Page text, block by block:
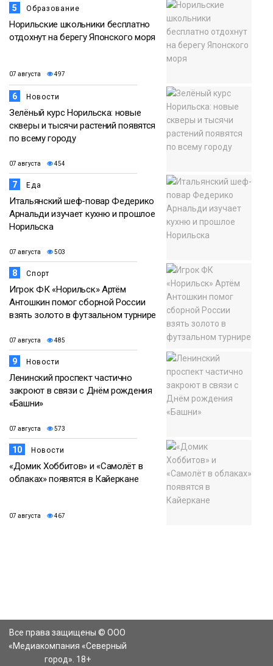
5 Образование
Норильские школьники бесплатно
отдохнут на берегу Японского моря
07 августа 497
6 Новости
Зелёный курс Норильска: новые
скверы и тысячи растений появятся
по всему городу
07 августа 454
7 Еда
Итальянский шеф-повар Федерико
Арнальди изучает кухню и прошлое
Норильска
07 августа 503
8 Спорт
Игрок ФК «Норильск» Артём
Антошкин помог сборной России
взять золото в футзальном турнире
07 августа 485
9 Новости
Ленинский проспект частично
закроют в связи с Днём рождения
«Башни»
07 августа 573
10 Новости
«Домик Хоббитов» и «Самолёт в
облаках» появятся в Кайеркане
07 августа 467
Все права защищены © ООО
«Медиакомпания «Северный
город». 18+